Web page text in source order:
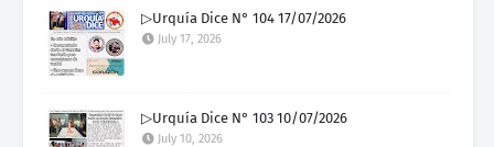
▷Urquía Dice N° 104 17/07/2026
July 17, 2026
▷Urquía Dice N° 103 10/07/2026
July 10, 2026